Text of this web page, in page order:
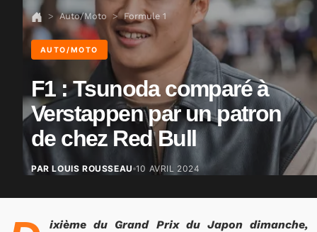
Auto/Moto Formule 1
AUTO/MOTO
F1 : Tsunoda comparé à
Verstappen par un patron
de chez Red Bull
PAR LOUIS ROUSSEAU 10 AVRIL 2024
ixième du Grand Prix du Japon dimanche,